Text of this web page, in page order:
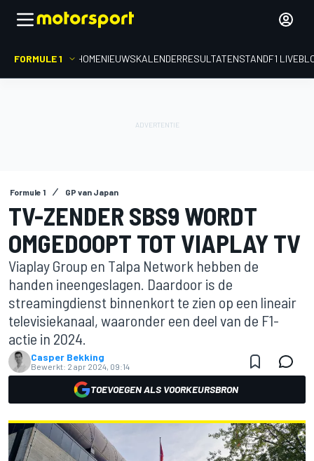
FORMULE 1 HOMENIEUWSKALENDERRESULTATENSTANDF1
Formule 1 GP van Japan
TV-ZENDER SBS9 WORDT
OMGEDOOPT TOT VIAPLAY TV
Viaplay Group en Talpa Network hebben de
handen ineengeslagen. Daardoor is de
streamingdienst binnenkort te zien op een lineair
televisiekanaal, waaronder een deel van de F1-
actie in 2024.
Casper Bekking
Bewerkt: 2 apr 2024, 09:14
TOEVOEGEN ALS VOORKEURSBRON